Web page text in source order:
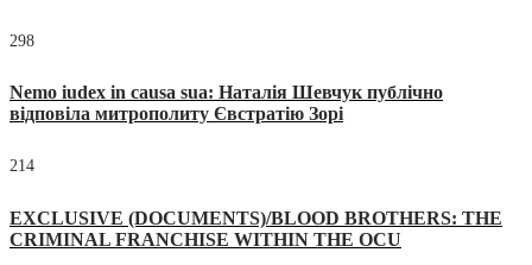
298
Nemo iudex in causa sua: Наталія Шевчук публічно
відповіла митрополиту Євстратію Зорі
214
EXCLUSIVE (DOCUMENTS)/BLOOD BROTHERS: THE
CRIMINAL FRANCHISE WITHIN THE OCU